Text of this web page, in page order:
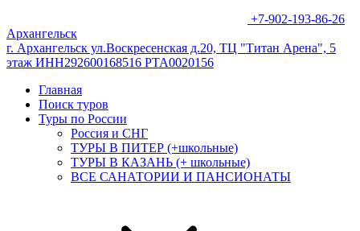
+7-902-193-86-26
Архангельск
г. Архангельск ул.Воскресенская д.20, ТЦ "Титан Арена", 5
этаж ИНН292600168516 РТА0020156
Главная
Поиск туров
Туры по России
Россия и СНГ
ТУРЫ В ПИТЕР (+школьные)
ТУРЫ В КАЗАНЬ (+ школьные)
ВСЕ САНАТОРИИ И ПАНСИОНАТЫ